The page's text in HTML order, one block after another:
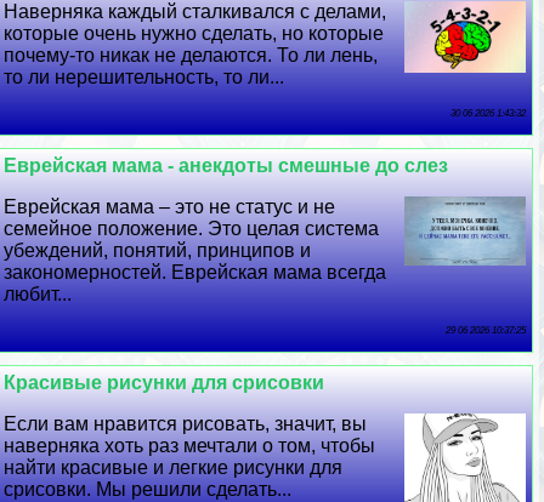
Наверняка каждый сталкивался с делами,
которые очень нужно сделать, но которые
почему-то никак не делаются. То ли лень,
то ли нерешительность, то ли...
30 06 2026 1:43:32
Еврейская мама - анекдоты смешные до слез
Еврейская мама – это не статус и не
семейное положение. Это целая система
убеждений, понятий, принципов и
закономерностей. Еврейская мама всегда
любит...
29 06 2026 10:37:25
Красивые рисунки для срисовки
Если вам нравится рисовать, значит, вы
наверняка хоть раз мечтали о том, чтобы
найти красивые и легкие рисунки для
срисовки. Мы решили сделать...